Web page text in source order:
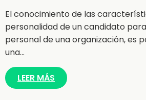
El conocimiento de las
personalidad de un candidato
personal de una organización, es
una…
LEER MÁS